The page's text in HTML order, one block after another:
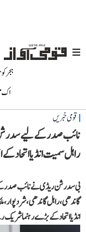
ہجر
اک
قومی خبریں
نائب صدر کے لیے سدرشن
راہل سمیت انڈیا اتحاد
بی سدرشن ریڈی نے نائب صدر کے
گاندھی، راہل گاندھی، شرد
انڈیا اتحاد کے بڑے رہنما